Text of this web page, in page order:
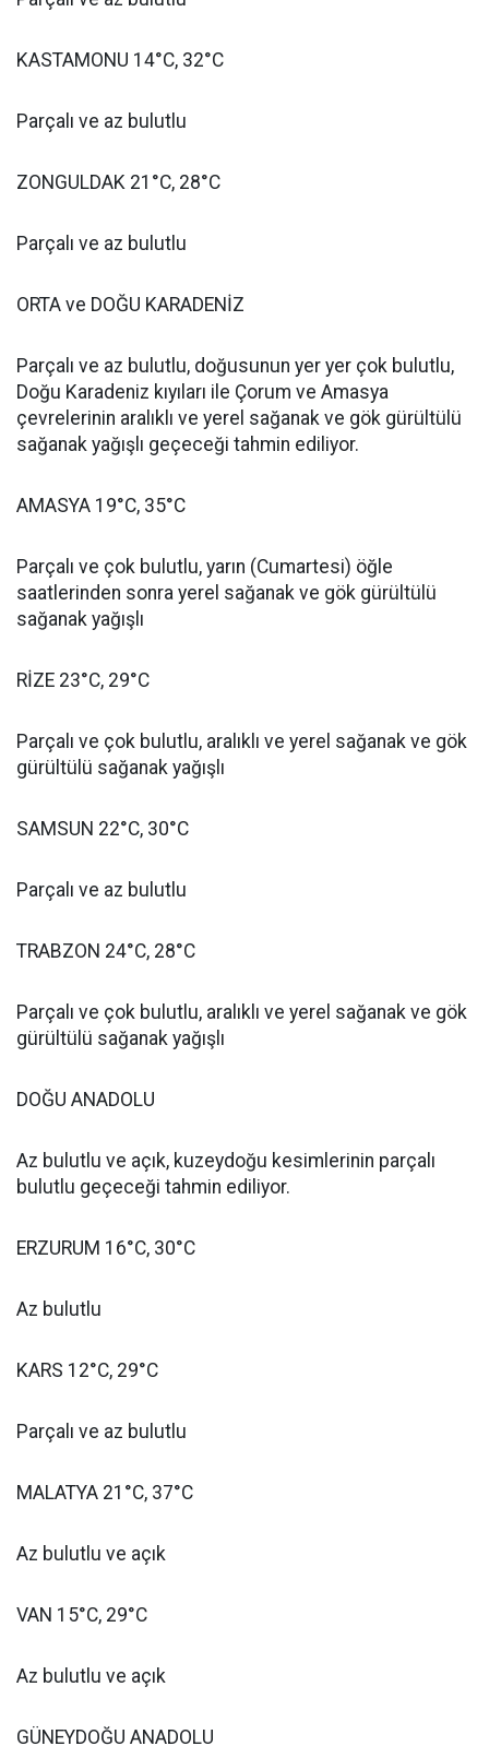
KASTAMONU 14°C, 32°C
Parçalı ve az bulutlu
ZONGULDAK 21°C, 28°C
Parçalı ve az bulutlu
ORTA ve DOĞU KARADENİZ
Parçalı ve az bulutlu, doğusunun yer yer çok bulutlu,
Doğu Karadeniz kıyıları ile Çorum ve Amasya
çevrelerinin aralıklı ve yerel sağanak ve gök gürültülü
sağanak yağışlı geçeceği tahmin ediliyor.
AMASYA 19°C, 35°C
Parçalı ve çok bulutlu, yarın (Cumartesi) öğle
saatlerinden sonra yerel sağanak ve gök gürültülü
sağanak yağışlı
RİZE 23°C, 29°C
Parçalı ve çok bulutlu, aralıklı ve yerel sağanak ve gök
gürültülü sağanak yağışlı
SAMSUN 22°C, 30°C
Parçalı ve az bulutlu
TRABZON 24°C, 28°C
Parçalı ve çok bulutlu, aralıklı ve yerel sağanak ve gök
gürültülü sağanak yağışlı
DOĞU ANADOLU
Az bulutlu ve açık, kuzeydoğu kesimlerinin parçalı
bulutlu geçeceği tahmin ediliyor.
ERZURUM 16°C, 30°C
Az bulutlu
KARS 12°C, 29°C
Parçalı ve az bulutlu
MALATYA 21°C, 37°C
Az bulutlu ve açık
VAN 15°C, 29°C
Az bulutlu ve açık
GÜNEYDOĞU ANADOLU